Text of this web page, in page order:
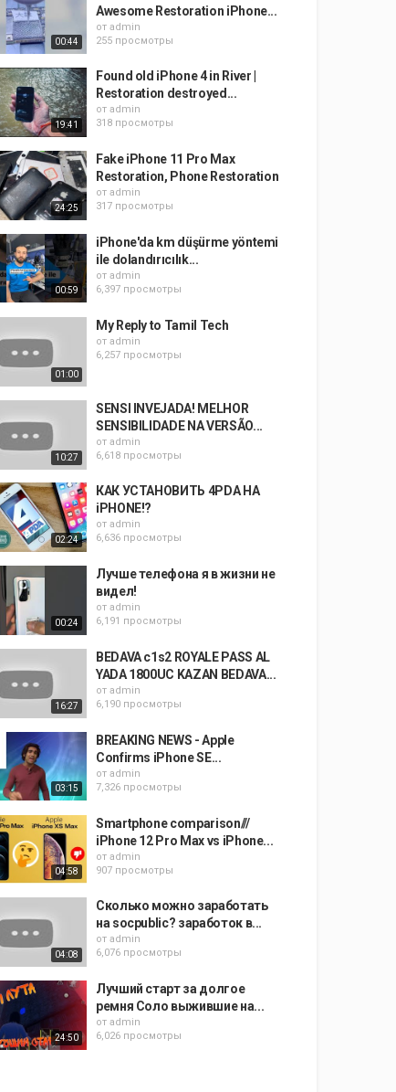
00:44
Awesome Restoration iPhone...
от admin
255 просмотры
19:41
Found old iPhone 4 in River |
Restoration destroyed...
от admin
318 просмотры
24:25
Fake iPhone 11 Pro Max
Restoration, Phone Restoration
от admin
317 просмотры
00:59
iPhone'da km düşürme yöntemi
ile dolandırıcılık...
от admin
6,397 просмотры
01:00
My Reply to Tamil Tech
от admin
6,257 просмотры
10:27
SENSI INVEJADA! MELHOR
SENSIBILIDADE NA VERSÃO...
от admin
6,618 просмотры
02:24
КАК УСТАНОВИТЬ 4PDA НА
iPHONE!?
от admin
6,636 просмотры
00:24
Лучше телефона я в жизни не
видел!
от admin
6,191 просмотры
16:27
BEDAVA c1s2 ROYALE PASS AL
YADA 1800UC KAZAN BEDAVA...
от admin
6,190 просмотры
03:15
BREAKING NEWS - Apple
Confirms iPhone SE...
от admin
7,326 просмотры
04:58
Smartphone comparison///
iPhone 12 Pro Max vs iPhone...
от admin
907 просмотры
04:08
Сколько можно заработать
на socpublic? заработок в...
от admin
6,076 просмотры
24:50
Лучший старт за долгое
ремня Соло выжившие на...
от admin
6,026 просмотры